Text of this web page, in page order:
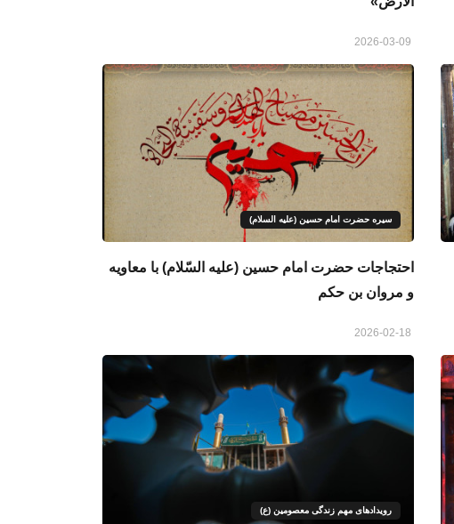
سیره حضرت امام حسین (علیه السلام)
احتجاجات حضرت امام حسین (علیه السّلام) با معاویه
و مروان بن حکم
رویدادهای مهم زندگی معصومین (ع)